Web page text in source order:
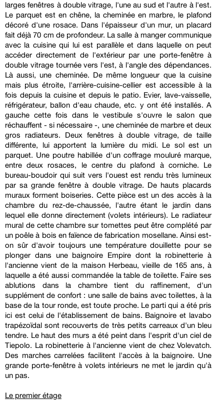
larges fenêtres à double vitrage, l'une au sud et l'autre à l'est.
Le parquet est en chêne, la cheminée en marbre, le plafond
décoré d'une rosace. Dans l'épaisseur d'un mur, un placard
fait déjà 70 cm de profondeur. La salle à manger communique
avec la cuisine qui lui est parallèle et dans laquelle on peut
accéder directement de l'extérieur par une porte-fenêtre à
double vitrage tournée vers l'est, à l'angle des dépendances.
Là aussi, une cheminée. De même longueur que la cuisine
mais plus étroite, l'arrière-cuisine-cellier est accessible à la
fois depuis la cuisine et depuis le patio. Evier, lave-vaisselle,
réfrigérateur, ballon d'eau chaude, etc. y ont été installés. A
gauche cette fois dans le vestibule s'ouvre le salon que
réchauffent - si nécessaire -, une cheminée de marbre et deux
gros radiateurs. Deux fenêtres à double vitrage, de taille
différente, lui apportent la lumière du midi. Le sol est un
parquet. Une poutre habillée d'un coffrage mouluré marque,
entre deux rosaces, le centre du plafond à corniche. Le
bureau-boudoir qui suit vers l'ouest est rendu très lumineux
par sa grande fenêtre à double vitrage. De hauts placards
muraux forment boiseries. Cette pièce est un des accès à la
chambre du rez-de-chaussée, l'autre étant le jardin dans
lequel elle donne directement (volets intérieurs). Le radiateur
mural de cette chambre sur tomettes peut être complété par
un poêle à bois en faïence de fabrication mosellane. Ainsi est-
on sûr d'avoir toujours une température douillette pour se
plonger dans une baignoire Empire dont la robinetterie à
l'ancienne vient de la maison Herbeau, vieille de 165 ans, à
laquelle a été aussi commandée la table de toilette. Faire ses
ablutions dans la chambre tient du raffinement, d'un
supplément de confort : une salle de bains avec toilettes, à la
base de la tour ronde, est toute proche. Le parti qui a été pris
ici est celui de l'établissement de bains. Baignoire et lavabo
trapézoïdal sont recouverts de très petits carreaux d'un bleu
tendre. Le haut des murs a été peint dans l'esprit d'un ciel de
Tiepolo. La robinetterie à l'ancienne vient de chez Volevatch.
Des marches carrelées facilitent l'accès à la baignoire. Une
grande porte-fenêtre à volets intérieurs ne met le jardin qu'à
un pas.
Le premier étage